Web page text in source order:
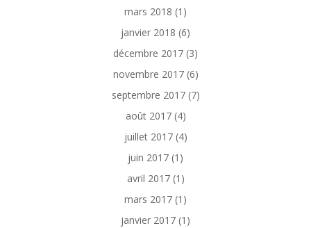
mars 2018 (1)
janvier 2018 (6)
décembre 2017 (3)
novembre 2017(6)
septembre 2017(7)
août 2017(4)
juillet 2017(4)
juin 2017 (1)
avril 2017(1)
mars 2017 (1)
janvier 2017 (1)